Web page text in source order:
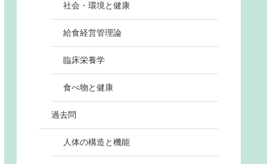
社会・環境と健康
給食経営管理論
臨床栄養学
食べ物と健康
過去問
人体の構造と機能